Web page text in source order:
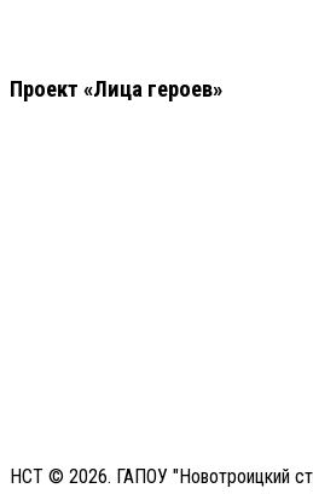
Проект «Лица героев»
НСТ © 2026. ГАПОУ "Новотроицкий